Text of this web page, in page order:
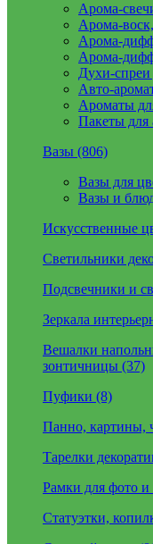
Арома-
Арома-
Арома-
Арома-
Духи-спреи
Авто-
Ароматы
Пакеты для
Вазы (806)
Вазы для
Вазы и
Искусственные
Светильники
Подсвечники и
Зеркала
Вешалки
зонтичницы (37)
Пуфики (8)
Панно, картины,
Тарелки
Рамки для фото и
Статуэтки,